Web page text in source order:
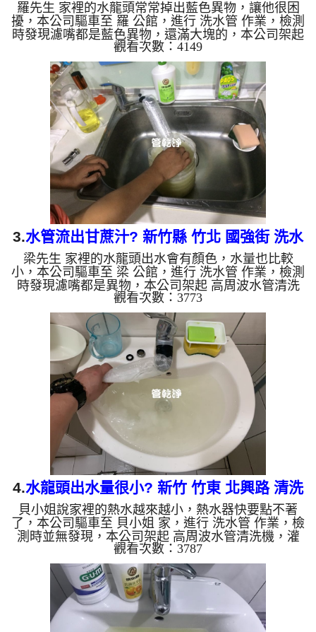
水管清洗
羅先生 家裡的水龍頭常常掉出藍色異物，讓他很困
擾，本公司驅車至 羅 公館，進行 洗水管 作業，檢測
時發現濾嘴都是藍色異物，還滿大塊的，本公司架起
高周波水管清洗機，灌入 檸檬酸水 至管路裡面，等
了約15分，開啟 水管清洗機 ，啟動 螺旋波 模式，一
開始就洗出黃色髒水，越洗就越髒，還狂噴異物，如
下圖片影片，兩個多小時後， 出水正常及出水量恢
復正常，羅先生能安心用水了!! 如是自來水，如水管
老化，會產生鐵鏽跟泥沙堆積，洗出來的水就會是咖
啡色，地下水含有氧化錳，管壁上會結成黑色管垢，
洗出來的水會...
觀看次數：4149
3.水管流出甘蔗汁? 新竹縣 竹北 國強街 洗水
管
梁先生 家裡的水龍頭出水會有顏色，水量也比較
小，本公司驅車至 梁 公館，進行 洗水管 作業，檢測
時發現濾嘴都是異物，本公司架起 高周波水管清洗
機，灌入 檸檬酸水 至管路裡面，等了約15分，開
啟 水管清洗機 ，啟動 螺旋波 模式，一開始是洗不出
什麼，沒多久就洗出黃色髒水，越洗就越髒，如下圖
片影片，一個多小時後， 出水正常及出水量恢復正
常，梁先生能正常用水了!! 如是自來水，如水管老
化，會產生鐵鏽跟泥沙堆積，洗出來的水就會是咖啡
色，地下水含有氧化錳，管壁上會結成黑色管垢，洗
出來的水會跟石油一樣...
觀看次數：3773
4.水龍頭出水量很小? 新竹 竹東 北興路 清洗
水管
貝小姐說家裡的熱水越來越小，熱水器快要點不著
了，本公司驅車至 貝小姐 家，進行 洗水管 作業，檢
測時並無發現，本公司架起 高周波水管清洗機，灌
入 檸檬酸水 至管路裡面，等了約15分，開啟 水管清
洗機 ，啟動 螺旋波 模式，一開始就洗出白色髒水，
還不時噴出白色異物，如下圖片影片，兩個多小時
後， 冷熱水出水量都變大，貝小姐能洗個熱水澡了!!
如是自來水，如水管老化，會產生鐵鏽跟泥沙堆積，
洗出來的水就會是咖啡色，地下水含有氧化錳，管壁
觀看次數：3787